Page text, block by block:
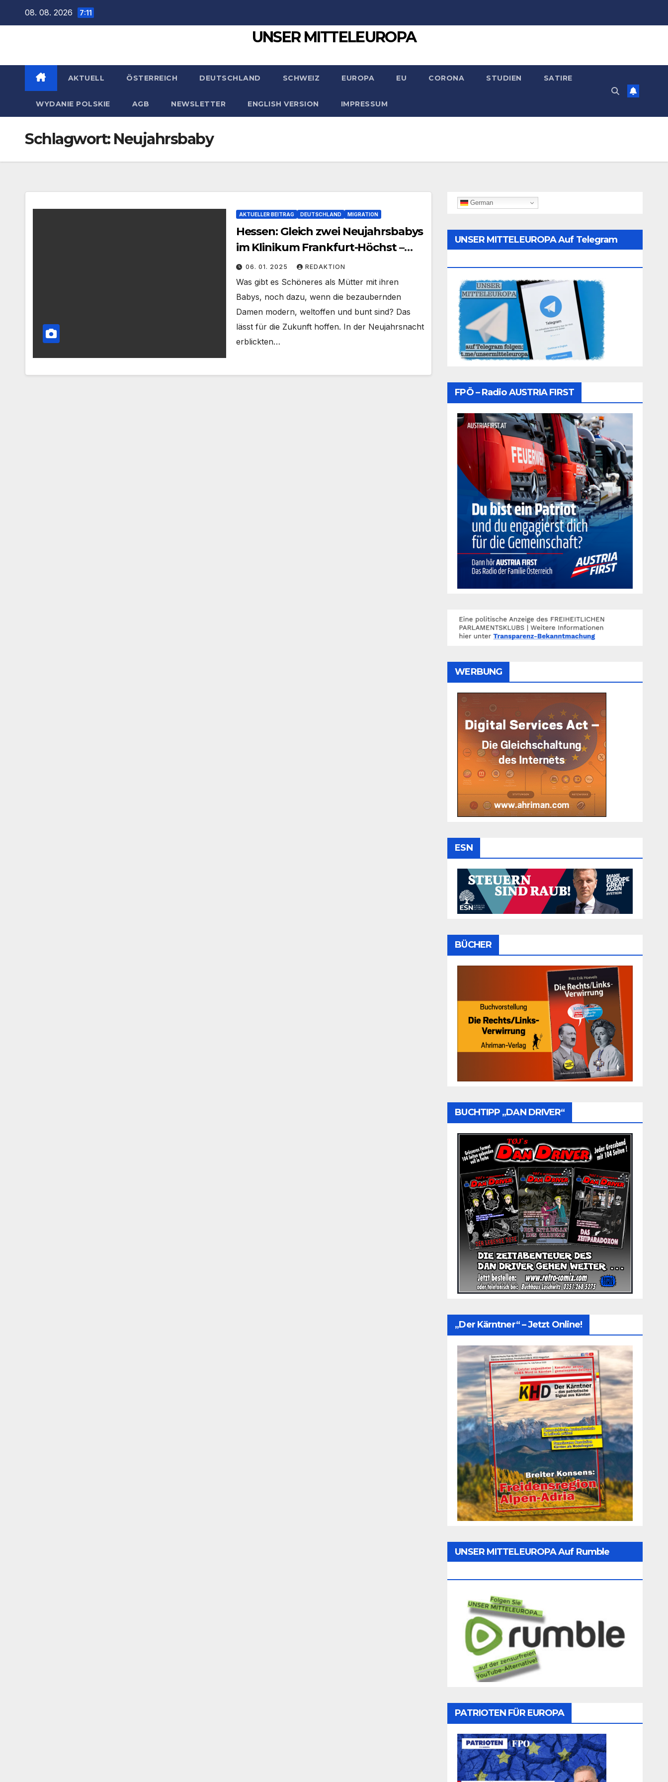
08. 08. 2026 7:11
UNSER MITTELEUROPA
AKTUELL ÖSTERREICH DEUTSCHLAND SCHWEIZ EUROPA EU CORONA STUDIEN SATIRE
WYDANIE POLSKIE AGB NEWSLETTER ENGLISH VERSION IMPRESSUM
Schlagwort: Neujahrsbaby
AKTUELLER BEITRAG DEUTSCHLAND MIGRATION
Hessen: Gleich zwei Neujahrsbabys
im Klinikum Frankfurt-Höchst –
moderne Frauen sorgen für
Nachwuchs
06. 01. 2025 REDAKTION
Was gibt es Schöneres als Mütter mit ihren
Babys, noch dazu, wenn die bezaubernden
Damen modern, weltoffen und bunt sind? Das
lässt für die Zukunft hoffen. In der Neujahrsnacht
erblickten…
German
UNSER MITTELEUROPA Auf Telegram
FPÖ – Radio AUSTRIA FIRST
WERBUNG
ESN
BÜCHER
BUCHTIPP „DAN DRIVER“
„Der Kärntner“ – Jetzt Online!
UNSER MITTELEUROPA Auf Rumble
PATRIOTEN FÜR EUROPA